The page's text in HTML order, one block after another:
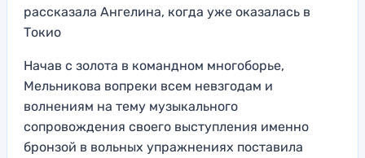
рассказала Ангелина, когда уже оказалась в
Токио
Начав с золота в командном многоборье,
Мельникова вопреки всем невзгодам и
волнениям на тему музыкального
сопровождения своего выступления именно
бронзой в вольных упражнениях поставила